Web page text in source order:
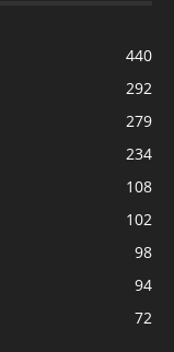
440
292
279
234
108
102
98
94
72